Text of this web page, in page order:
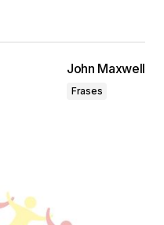
John Maxwell
Frases